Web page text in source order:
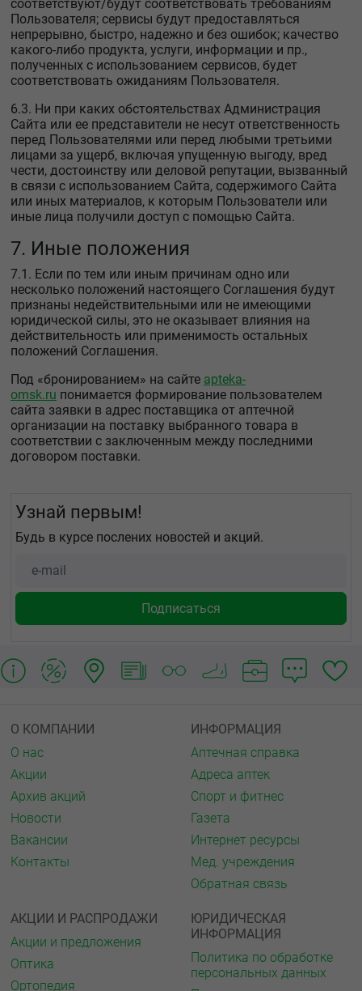
соответствуют/будут соответствовать требованиям
Пользователя; сервисы будут предоставляться
непрерывно, быстро, надежно и без ошибок; качество
какого-либо продукта, услуги, информации и пр.,
полученных с использованием сервисов, будет
соответствовать ожиданиям Пользователя.
6.3. Ни при каких обстоятельствах Администрация
Сайта или ее представители не несут ответственность
перед Пользователями или перед любыми третьими
лицами за ущерб, включая упущенную выгоду, вред
чести, достоинству или деловой репутации, вызванный
в связи с использованием Сайта, содержимого Сайта
или иных материалов, к которым Пользователи или
иные лица получили доступ с помощью Сайта.
7. Иные положения
7.1. Если по тем или иным причинам одно или
несколько положений настоящего Соглашения будут
признаны недействительными или не имеющими
юридической силы, это не оказывает влияния на
действительность или применимость остальных
положений Соглашения.
Под «бронированием» на сайте apteka-
omsk.ru понимается формирование пользователем
сайта заявки в адрес поставщика от аптечной
организации на поставку выбранного товара в
соответствии с заключенным между последними
договором поставки.
Узнай первым!
Будь в курсе послених новостей и акций.
О КОМПАНИИ
О нас
Акции
Архив акций
Новости
Вакансии
Контакты
ИНФОРМАЦИЯ
Аптечная справка
Адреса аптек
Спорт и фитнес
Газета
Интернет ресурсы
Мед. учреждения
Обратная связь
АКЦИИ И РАСПРОДАЖИ
Акции и предложения
Оптика
Ортопедия
ЮРИДИЧЕСКАЯ
ИНФОРМАЦИЯ
Политика по обработке
персональных данных